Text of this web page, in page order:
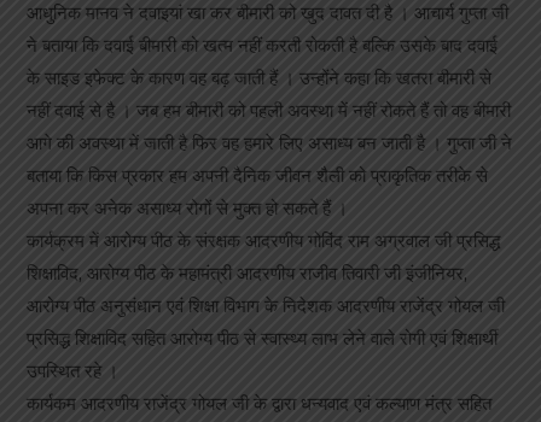
आधुनिक मानव ने दवाइयां खा कर बीमारी को खुद दावत दी है । आचार्य गुप्ता जी
ने बताया कि दवाई बीमारी को खत्म नहीं करती रोकती है बल्कि उसके बाद दवाई
के साइड इफेक्ट के कारण वह बढ़ जाती हैं । उन्होंने कहा कि खतरा बीमारी से
नहीं दवाई से है । जब हम बीमारी को पहली अवस्था में नहीं रोकते हैं तो वह बीमारी
आगे की अवस्था में जाती है फिर वह हमारे लिए असाध्य बन जाती है । गुप्ता जी ने
बताया कि किस प्रकार हम अपनी दैनिक जीवन शैली को प्राकृतिक तरीके से
अपना कर अनेक असाध्य रोगों से मुक्त हो सकते हैं ।
कार्यक्रम में आरोग्य पीठ के संरक्षक आदरणीय गोविंद राम अग्रवाल जी प्रसिद्ध
शिक्षाविद, आरोग्य पीठ के महामंत्री आदरणीय राजीव तिवारी जी इंजीनियर,
आरोग्य पीठ अनुसंधान एवं शिक्षा विभाग के निदेशक आदरणीय राजेंद्र गोयल जी
प्रसिद्ध शिक्षाविद सहित आरोग्य पीठ से स्वास्थ्य लाभ लेने वाले रोगी एवं शिक्षार्थी
उपस्थित रहे ।
कार्यकम आदरणीय राजेंद्र गोयल जी के द्वारा धन्यवाद एवं कल्याण मंत्र सहित